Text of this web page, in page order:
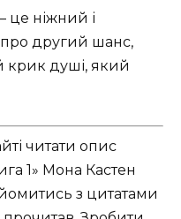
це ніжний і
другий шанс,
крик душі, який
читати опис
1» Мона Кастен
з цитатами